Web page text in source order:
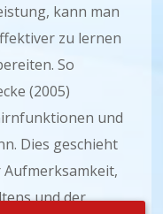
kann man
zu lernen
So
(2005)
und
Dies geschieht
und der